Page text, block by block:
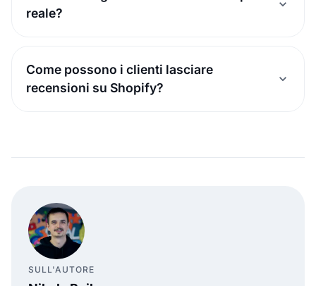
reale?
Come possono i clienti lasciare
recensioni su Shopify?
SULL'AUTORE